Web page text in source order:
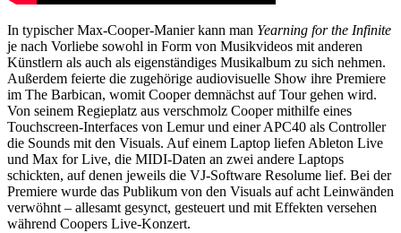
In typischer Max-Cooper-Manier kann man Yearning for the Infinite
je nach Vorliebe sowohl in Form von Musikvideos mit anderen
Künstlern als auch als eigenständiges Musikalbum zu sich nehmen.
Außerdem feierte die zugehörige audiovisuelle Show ihre Premiere
im The Barbican, womit Cooper demnächst auf Tour gehen wird.
Von seinem Regieplatz aus verschmolz Cooper mithilfe eines
Touchscreen-Interfaces von Lemur und einer APC40 als Controller
die Sounds mit den Visuals. Auf einem Laptop liefen Ableton Live
und Max for Live, die MIDI-Daten an zwei andere Laptops
schickten, auf denen jeweils die VJ-Software Resolume lief. Bei der
Premiere wurde das Publikum von den Visuals auf acht Leinwänden
verwöhnt – allesamt gesynct, gesteuert und mit Effekten versehen
während Coopers Live-Konzert.